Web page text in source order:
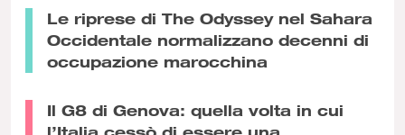
Le riprese di The Odyssey nel Sahara
Occidentale normalizzano decenni di
occupazione marocchina
Il G8 di Genova: quella volta in cui